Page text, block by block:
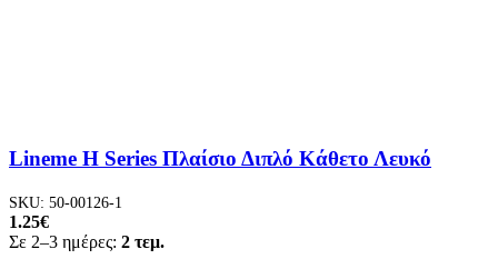
Lineme H Series Πλαίσιο Διπλό Κάθετο Λευκό
SKU: 50-00126-1
1.25€
Σε 2–3 ημέρες: 2 τεμ.